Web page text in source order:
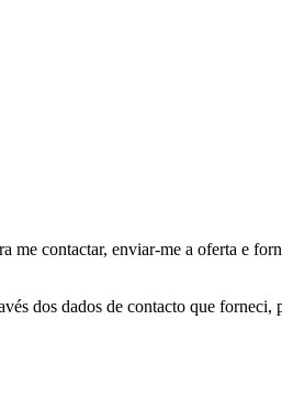
contactar, enviar-me a oferta e
dos dados de contacto que forneci,